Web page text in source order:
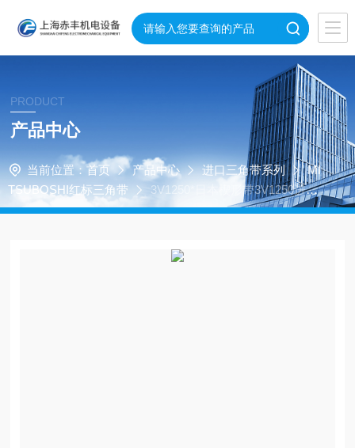
PRODUCT
产品中心
当前位置： 首页 产品中心 进口三角带系列
MI
TSUBOSHI红标三角带
3V1250*日本楔形带3V1250进口
三角带3V1250工业皮带